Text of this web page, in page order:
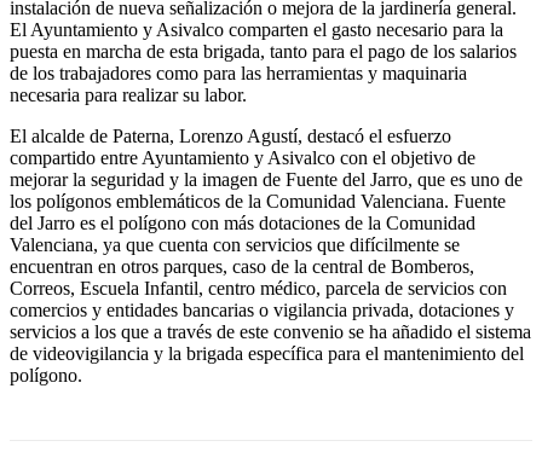
instalación de nueva señalización o mejora de la jardinería general.
El Ayuntamiento y Asivalco comparten el gasto necesario para la
puesta en marcha de esta brigada, tanto para el pago de los salarios
de los trabajadores como para las herramientas y maquinaria
necesaria para realizar su labor.
El alcalde de Paterna, Lorenzo Agustí, destacó el esfuerzo
compartido entre Ayuntamiento y Asivalco con el objetivo de
mejorar la seguridad y la imagen de Fuente del Jarro, que es uno de
los polígonos emblemáticos de la Comunidad Valenciana. Fuente
del Jarro es el polígono con más dotaciones de la Comunidad
Valenciana, ya que cuenta con servicios que difícilmente se
encuentran en otros parques, caso de la central de Bomberos,
Correos, Escuela Infantil, centro médico, parcela de servicios con
comercios y entidades bancarias o vigilancia privada, dotaciones y
servicios a los que a través de este convenio se ha añadido el sistema
de videovigilancia y la brigada específica para el mantenimiento del
polígono.